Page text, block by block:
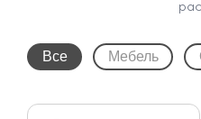
Все Мебель